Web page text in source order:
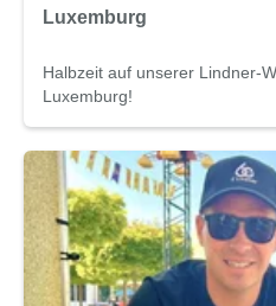
Luxemburg
Halbzeit auf unserer Lindner-
Luxemburg!